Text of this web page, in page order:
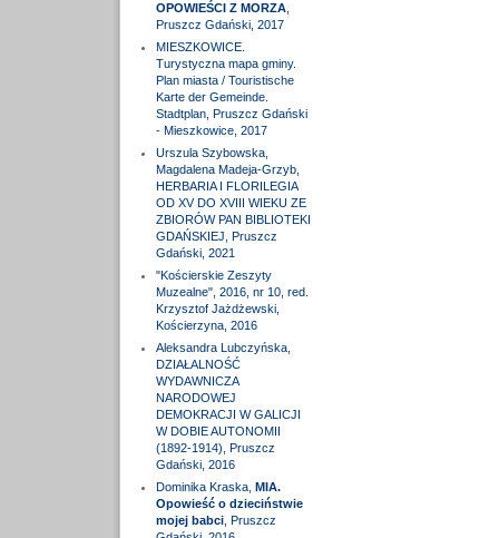
OPOWIEŚCI Z MORZA,
Pruszcz Gdański, 2017
MIESZKOWICE.
Turystyczna mapa gminy.
Plan miasta / Touristische
Karte der Gemeinde.
Stadtplan, Pruszcz Gdański
- Mieszkowice, 2017
Urszula Szybowska,
Magdalena Madeja-Grzyb,
HERBARIA I FLORILEGIA
OD XV DO XVIII WIEKU ZE
ZBIORÓW PAN BIBLIOTEKI
GDAŃSKIEJ, Pruszcz
Gdański, 2021
"Kościerskie Zeszyty
Muzealne", 2016, nr 10, red.
Krzysztof Jażdżewski,
Kościerzyna, 2016
Aleksandra Lubczyńska,
DZIAŁALNOŚĆ
WYDAWNICZA
NARODOWEJ
DEMOKRACJI W GALICJI
W DOBIE AUTONOMII
(1892-1914), Pruszcz
Gdański, 2016
Dominika Kraska, MIA.
Opowieść o dzieciństwie
mojej babci, Pruszcz